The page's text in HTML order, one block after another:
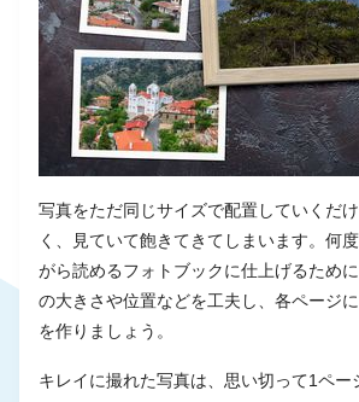
写真をただ同じサイズで配置していくだ
く、見ていて飽きてきてしまいます。何
がら読めるフォトブックに仕上げるため
の大きさや位置などを工夫し、各ページ
を作りましょう。
キレイに撮れた写真は、思い切って1ペー